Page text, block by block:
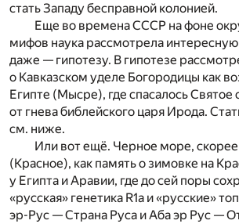
стать Западу бесправной колонией.
Еще во времена СССР на фоне
мифов наука рассмотрела интересную
даже — гипотезу. В гипотезе
о Кавказском уделе Богородицы как
Египте (Мысре), где спасалось Святое
от гнева библейского царя Ирода.
см. ниже.
Или вот ещё. Черное море,
(Красное), как память о зимовке на
у Египта и Аравии, где до сей поры
«русская» генетика R1a и «русские»
эр-Рус — Страна Руса и Аба эр Рус —